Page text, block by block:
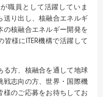
職員として活躍していま
送り出し、核融合エネルギ
の核融合エネルギー開発を
様にITER機構で活躍して
る方、核融合を通して地球
戦志向の方、世界・国際機
様のご応募をお待ちしてお